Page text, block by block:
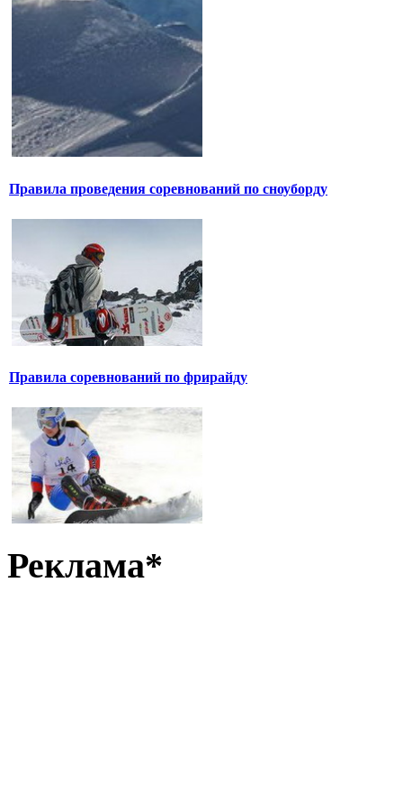
Правила проведения соревнований по сноуборду
Правила соревнований по фрирайду
Реклама*